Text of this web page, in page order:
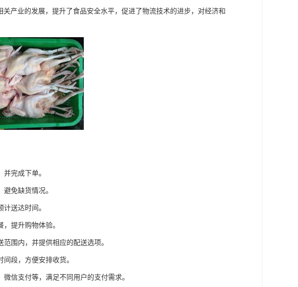
产业的发展，提升了食品安全水平，促进了物流技术的进步，对经济和
完成下单。
免缺货情况。
送达时间。
提升购物体验。
围内，并提供相应的配送选项。
段，方便安排收货。
信支付等，满足不同用户的支付需求。